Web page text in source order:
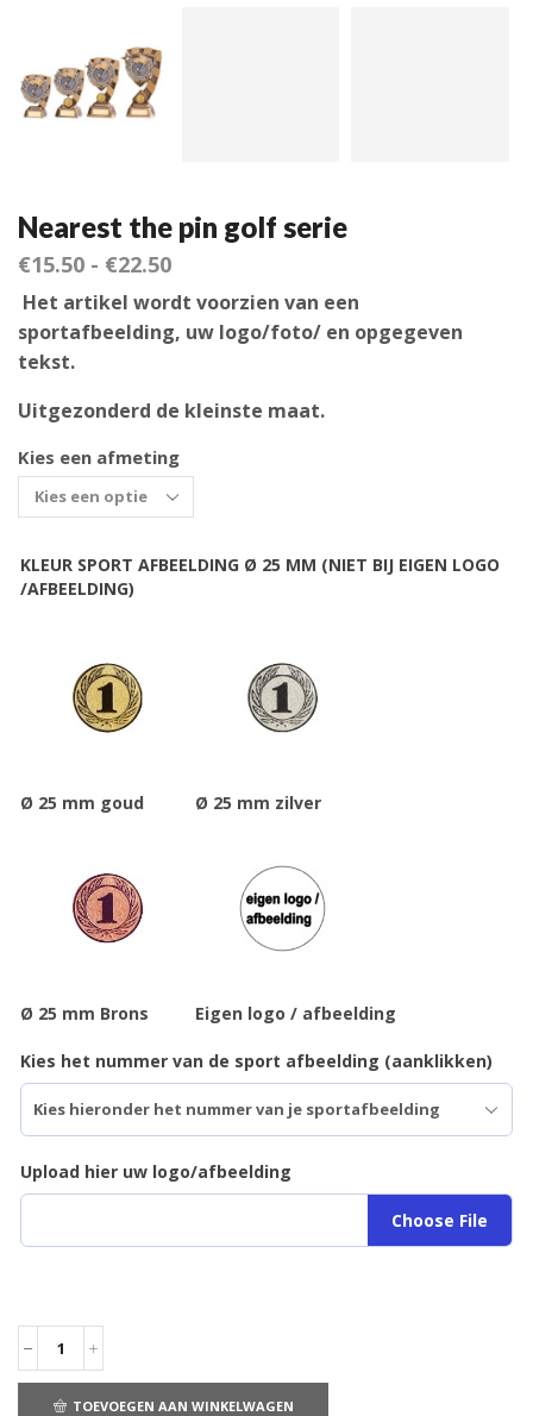
Nearest the pin golf serie
€15.50 - €22.50
Het artikel wordt voorzien van een
sportafbeelding, uw logo/foto/ en opgegeven
tekst.
Uitgezonderd de kleinste maat.
Kies een afmeting
KLEUR SPORT AFBEELDING Ø 25 MM (NIET BIJ EIGEN LOGO
/AFBEELDING)
Ø 25 mm goud Ø 25 mm zilver
Ø 25 mm Brons Eigen logo / afbeelding
Kies het nummer van de sport afbeelding (aanklikken)
Upload hier uw logo/afbeelding
Choose File
TOEVOEGEN AAN WINKELWAGEN